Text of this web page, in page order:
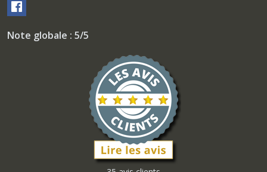
Note globale : 5/5